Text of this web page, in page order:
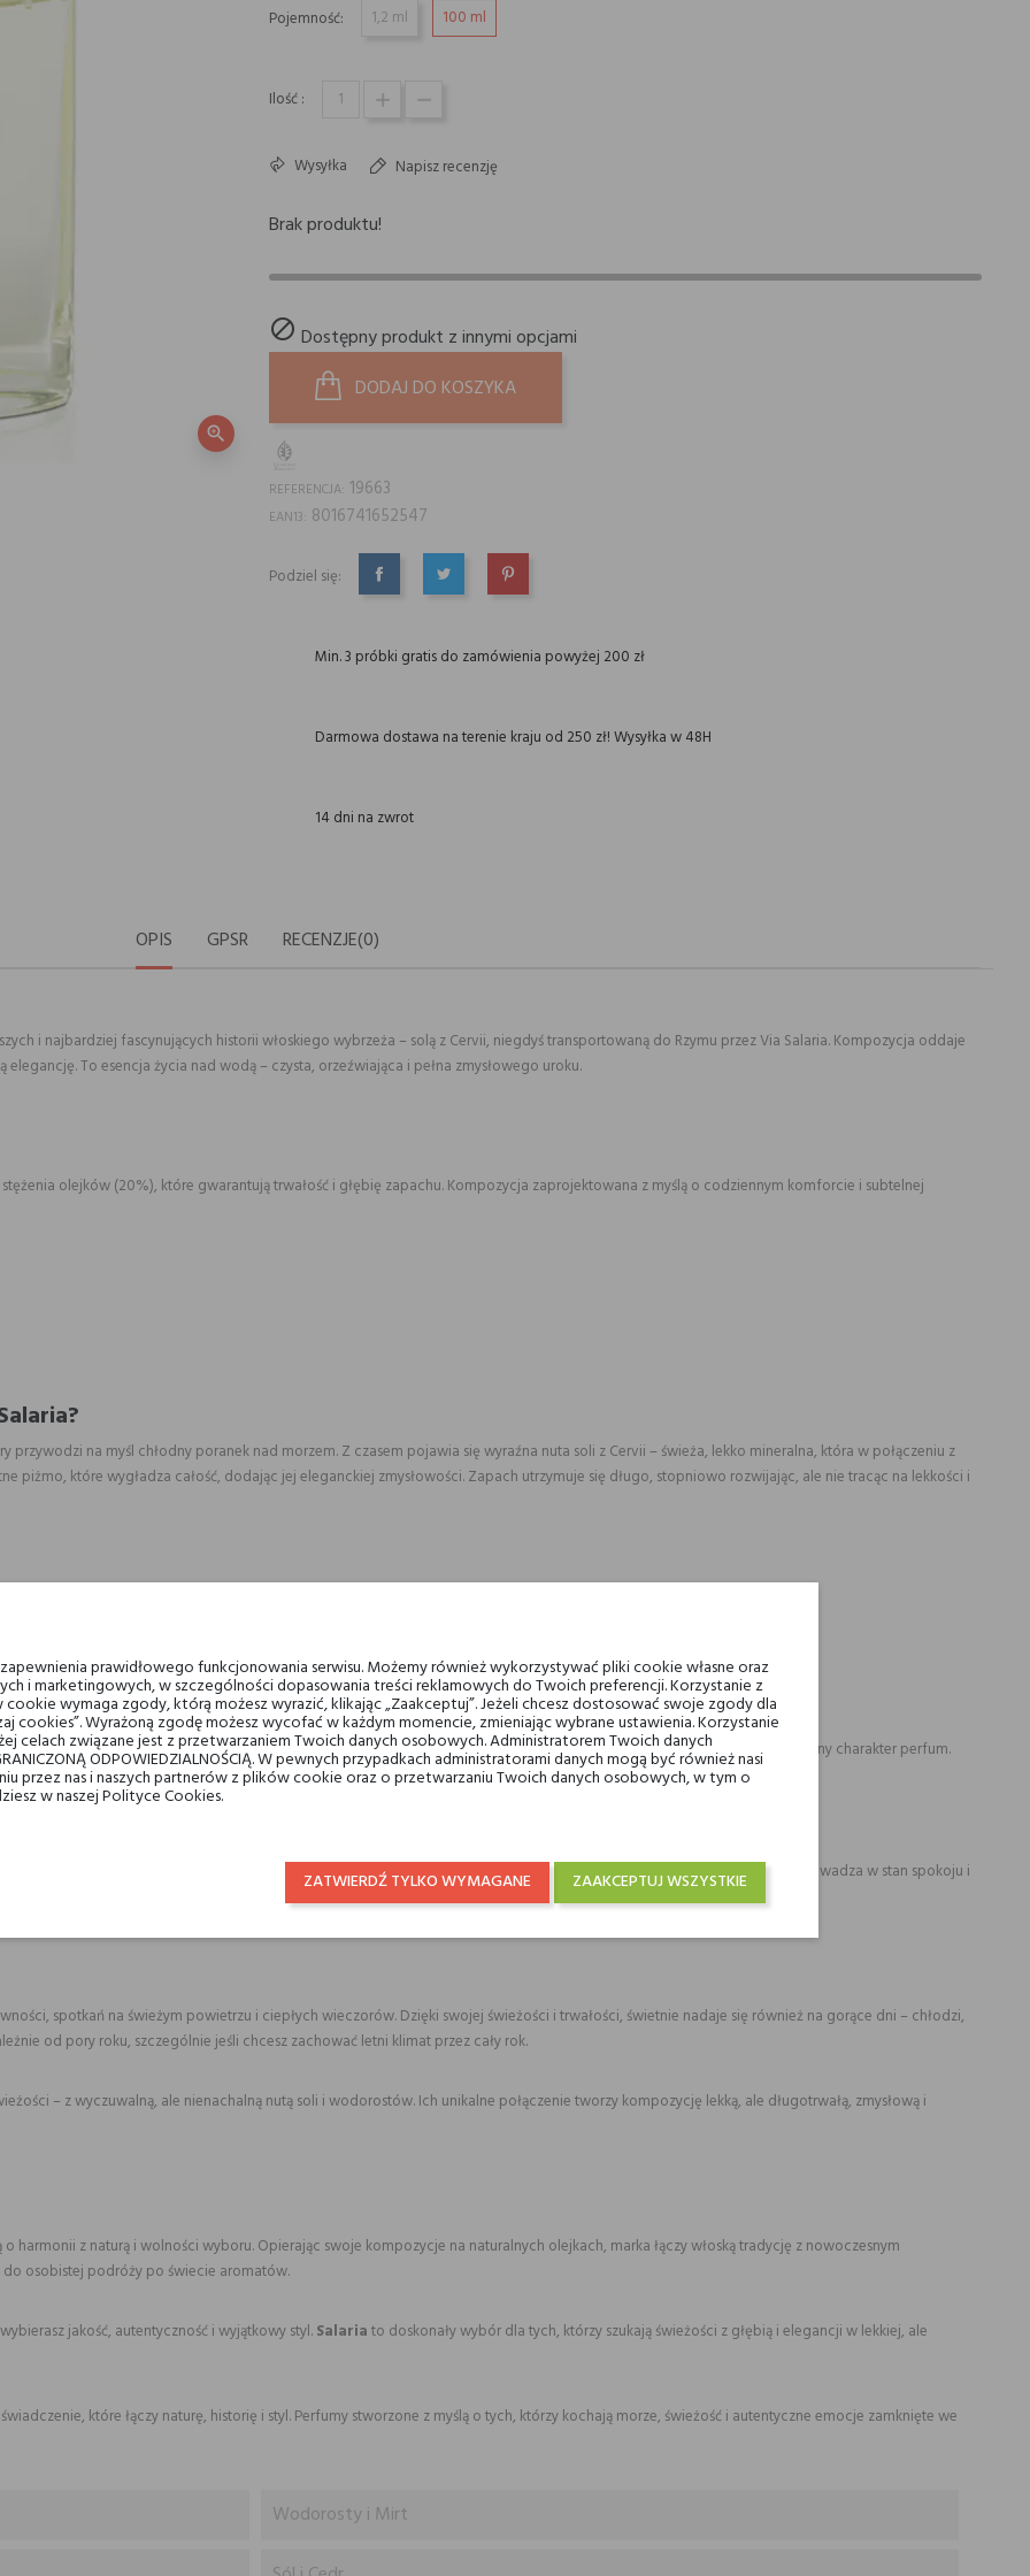
zoom_in
Pojemność: 1,2 ml 100 ml
Ilość :
Wysyłka Napisz recenzję
Brak produktu!
 Dostępny produkt z innymi opcjami
DODAJ DO KOSZYKA
REFERENCJA: 19663
EAN13: 8016741652547
Podziel się:
UDOSTĘPNIJTWEETUJPINTEREST
Min. 3 próbki gratis do zamówienia powyżej 200 zł
Darmowa dostawa na terenie kraju od 250 zł! Wysyłka w 48H
14 dni na zwrot
OPIS GPSR RECENZJE(0)
i najbardziej fascynujących historii włoskiego wybrzeża – solą z Cervii, niegdyś transportowaną do Rzymu przez Via Salaria. Kompozycja oddaje
To esencja życia nad wodą – czysta, orzeźwiająca i pełna zmysłowego uroku.
olejków (20%), które gwarantują trwałość i głębię zapachu. Kompozycja zaprojektowana z myślą o codziennym komforcie i subtelnej
na myśl chłodny poranek nad morzem. Z czasem pojawia się wyraźna nuta soli z Cervii – świeża, lekko mineralna, która w połączeniu z
piżmo, które wygładza całość, dodając jej eleganckiej zmysłowości. Zapach utrzymuje się długo, stopniowo rozwijając, ale nie tracąc na lekkości i
i naturalnego stylu. Idealny dla miłośników morskich aromatów, którzy cenią nieoczywiste połączenia zapachowe i unikalny charakter perfum.
dopasować zapach do własnych emocji i stylu życia.
bryzie i starożytnej trasie transportu. Dzięki bogactwu naturalnych składników i afrodyzjakalnej aurze, ten zapach wprowadza w stan spokoju i
ale bez przesady.
spotkań na świeżym powietrzu i ciepłych wieczorów. Dzięki swojej świeżości i trwałości, świetnie nadaje się również na gorące dni – chłodzi,
od pory roku, szczególnie jeśli chcesz zachować letni klimat przez cały rok.
– z wyczuwalną, ale nienachalną nutą soli i wodorostów. Ich unikalne połączenie tworzy kompozycję lekką, ale długotrwałą, zmysłową i
harmonii z naturą i wolności wyboru. Opierając swoje kompozycje na naturalnych olejkach, marka łączy włoską tradycję z nowoczesnym
osobistej podróży po świecie aromatów.
jakość, autentyczność i wyjątkowy styl.Salariato doskonały wybór dla tych, którzy szukają świeżości z głębią i elegancji w lekkiej, ale
które łączy naturę, historię i styl. Perfumy stworzone z myślą o tych, którzy kochają morze, świeżość i autentyczne emocje zamknięte we
Wodorosty i Mirt
prawidłowego funkcjonowania serwisu. Możemy również wykorzystywać pliki cookie własne oraz
i marketingowych, w szczególności dopasowania treści reklamowych do Twoich preferencji. Korzystanie z
wymaga zgody, którą możesz wyrazić, klikając „Zaakceptuj”. Jeżeli chcesz dostosować swoje zgody dla
cookies”. Wyrażoną zgodę możesz wycofać w każdym momencie, zmieniając wybrane ustawienia. Korzystanie
celach związane jest z przetwarzaniem Twoich danych osobowych. Administratorem Twoich danych
ODPOWIEDZIALNOŚCIĄ. W pewnych przypadkach administratorami danych mogą być również nasi
przez nas i naszych partnerów z plików cookie oraz o przetwarzaniu Twoich danych osobowych, w tym o
w naszej Polityce Cookies.
ZAAKCEPTUJ WSZYSTKIE
ZATWIERDŹ TYLKO WYMAGANE